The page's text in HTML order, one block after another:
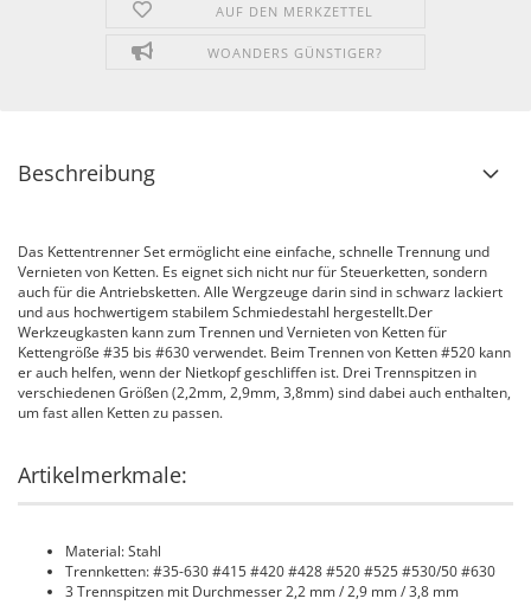
AUF DEN MERKZETTEL
WOANDERS GÜNSTIGER?
Beschreibung
Das Kettentrenner Set ermöglicht eine einfache, schnelle Trennung und
Vernieten von Ketten. Es eignet sich nicht nur für Steuerketten, sondern
auch für die Antriebsketten. Alle Wergzeuge darin sind in schwarz lackiert
und aus hochwertigem stabilem Schmiedestahl hergestellt.Der
Werkzeugkasten kann zum Trennen und Vernieten von Ketten für
Kettengröße #35 bis #630 verwendet. Beim Trennen von Ketten #520 kann
er auch helfen, wenn der Nietkopf geschliffen ist. Drei Trennspitzen in
verschiedenen Größen (2,2mm, 2,9mm, 3,8mm) sind dabei auch enthalten,
um fast allen Ketten zu passen.
Artikelmerkmale:
Material: Stahl
Trennketten: #35-630 #415 #420 #428 #520 #525 #530/50 #630
3 Trennspitzen mit Durchmesser 2,2 mm / 2,9 mm / 3,8 mm